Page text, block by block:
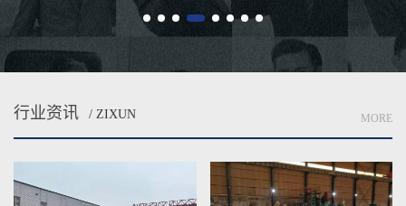
行业资讯 / ZIXUN MORE